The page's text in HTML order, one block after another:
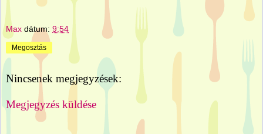
Max dátum: 9:54
Megosztás
Nincsenek megjegyzések:
Megjegyzés küldése